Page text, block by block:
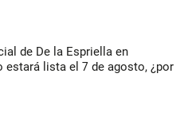
de De la Espriella en
estará lista el 7 de agosto, ¿por